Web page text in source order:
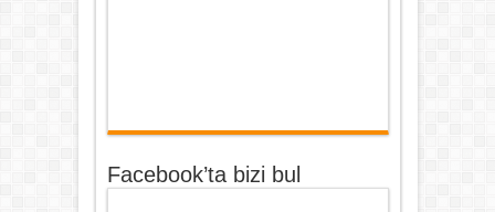
Facebook’ta bizi bul